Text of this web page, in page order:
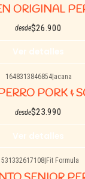
ORIGINAL
desde$26.900
Ver detalles
1648313846854| acana
PORK &
desde$23.990
Ver detalles
Fit Formula